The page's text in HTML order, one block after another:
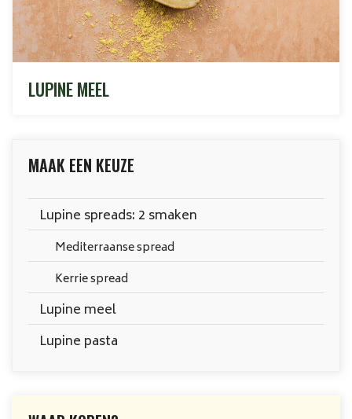
LUPINE MEEL
MAAK EEN KEUZE
Lupine spreads: 2 smaken
Mediterraanse spread
Kerrie spread
Lupine meel
Lupine pasta